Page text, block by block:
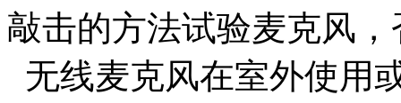
敲击的方法试验麦克风
无线麦克风在室外使用